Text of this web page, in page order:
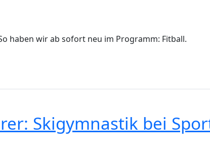
haben wir ab sofort neu im Programm: Fitball.
Skigymnastik bei